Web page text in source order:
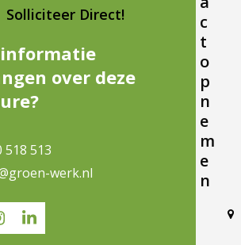
Solliciteer Direct!
over deze
518 513
werk.nl
LinkedIn
c
t
o
p
n
e
m
e
n